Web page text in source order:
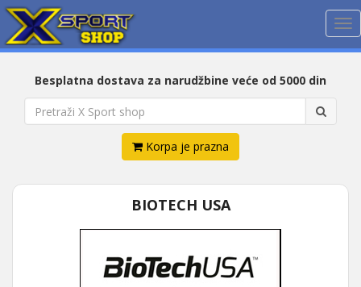
Besplatna dostava za narudžbine veće od 5000 din
Korpa je prazna
BIOTECH USA